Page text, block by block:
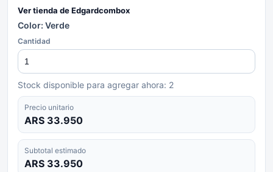
Ver tienda deEdgardcombox
Color: Verde
Cantidad
Stock disponible para agregar ahora: 2
Precio unitario
ARS 33.950
Subtotal estimado
ARS 33.950